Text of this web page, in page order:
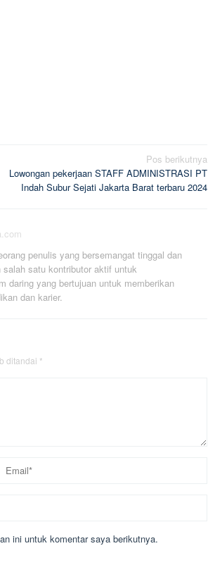
Pos berikutnya
Lowongan pekerjaan STAFF ADMINISTRASI PT
Indah Subur Sejati Jakarta Barat terbaru 2024
penulis yang bersemangat tinggal dan
satu kontributor aktif untuk
daring yang bertujuan untuk memberikan
dan karier.
ditandai *
ini untuk komentar saya berikutnya.